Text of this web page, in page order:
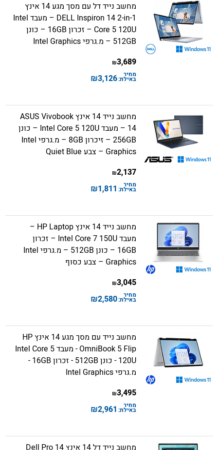
מחשב נייד דל עם מסך מגע 14 אינץ
DELL Inspiron 14 2-in-1 – מעבד Intel
Core 5 120U – זכרון 16GB – כונן
512GB – מ.גרפי Intel Graphics
3,689
₪
מחיר
באילת:3,126
₪
מחשב נייד 14 אינץ ASUS Vivobook
14 – מעבד Intel Core 5 120U – כונן
256GB – זיכרון 8GB – מ.גרפי Intel
Graphics – צבע Quiet Blue
2,137
₪
מחיר
באילת: 1,811
₪
מחשב נייד 14 אינץ HP Laptop –
מעבד Intel Core 7 150U – זכרון
16GB – כונן 512GB – מ.גרפי Intel
Graphics – צבע כסוף
3,045
₪
מחיר
באילת:2,580
₪
מחשב נייד עם מסך מגע 14 אינץ HP
OmniBook 5 Flip - מעבד Intel Core 5
120U - כונן 512GB - זכרון 16GB -
מ.גרפי Intel Graphics
3,495
₪
מחיר
באילת: 2,961
₪
מחשב נייד דל 14 אינץ Dell Pro 14